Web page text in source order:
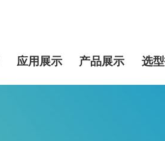
应用展示 产品展示 选